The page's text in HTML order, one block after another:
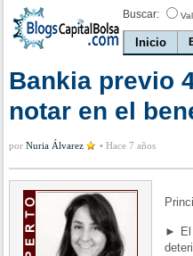
Buscar:
Inicio
Bankia previo
notar en el
por Nuria Álvarez • Hace 7 años
► El